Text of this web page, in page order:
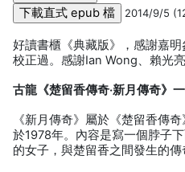
2014/9/5
好讀書櫃《典藏版》，感謝嘉
校正過。感謝Ian Wong、賴光亮
古龍《楚留香傳奇‧新月傳奇》
《新月傳奇》屬於《楚留香傳
於1978年。內容是寫一個脖子
的女子，與楚留香之間發生的傳